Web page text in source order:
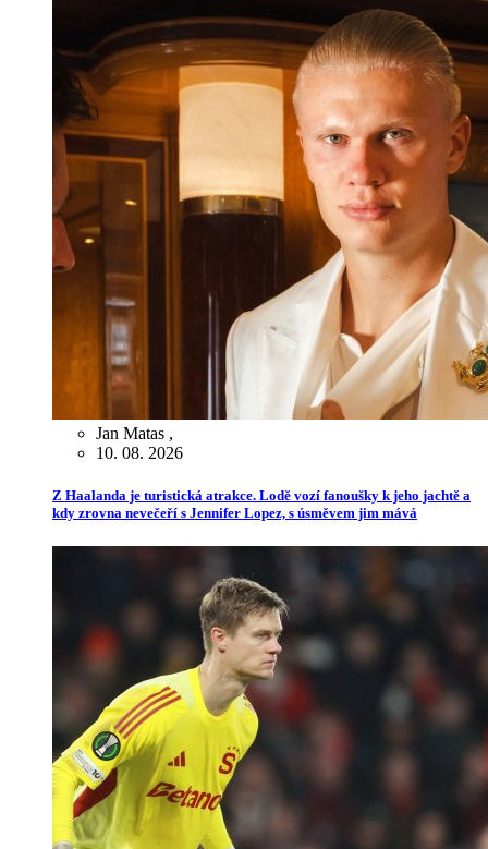
Jan Matas ,
10. 08. 2026
Z Haalanda je turistická atrakce. Lodě vozí fanoušky k jeho jachtě a
kdy zrovna nevečeří s Jennifer Lopez, s úsměvem jim mává